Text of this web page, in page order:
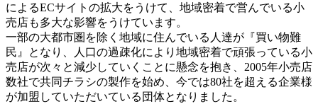
によるECサイトの拡大をうけて、地域密着で営んでいる小
売店も多大な影響をうけています。
一部の大都市圏を除く地域に住んでいる人達が『買い物難
民』となり、人口の過疎化により地域密着で頑張っている小
売店が次々と減少していくことに懸念を抱き、2005年小売店
数社で共同チラシの製作を始め、今では80社を超える企業様
が加盟していただいている団体となりました。